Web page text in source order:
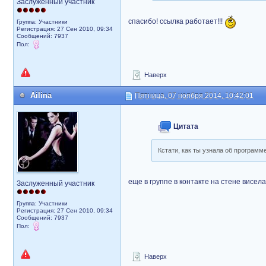
Заслуженный участник
Группа: Участники
Регистрация: 27 Сен 2010, 09:34
Сообщений: 7937
Пол:
спасибо! ссылка работает!!!
Наверх
Ailina Пятница, 07 ноября 2014, 10:42:01
Заслуженный участник
Группа: Участники
Регистрация: 27 Сен 2010, 09:34
Сообщений: 7937
Пол:
Цитата
Кстати, как ты узнала об
еще в группе в контакте на стене
Наверх